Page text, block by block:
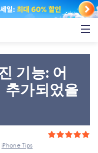
기능: 어
추가되었을
iPhone Tips